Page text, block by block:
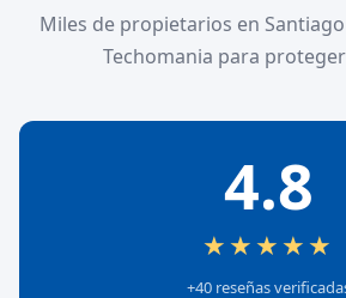
Miles de propietarios en
Techomania para
4.8
★★★★★
+40 reseñas